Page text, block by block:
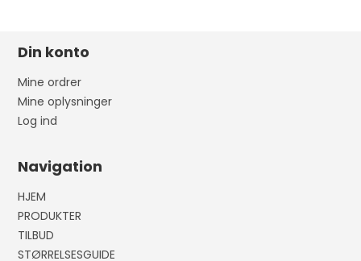
Din konto
Mine ordrer
Mine oplysninger
Log ind
Navigation
HJEM
PRODUKTER
TILBUD
STØRRELSESGUIDE